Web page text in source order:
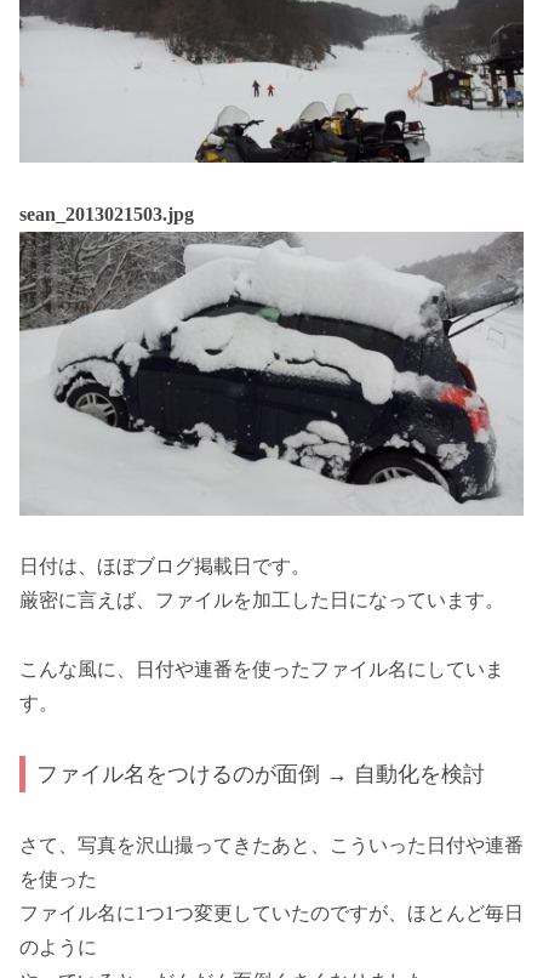
sean_2013021503.jpg
日付は、ほぼブログ掲載日です。
厳密に言えば、ファイルを加工した日になっています。
こんな風に、日付や連番を使ったファイル名にしていま
す。
ファイル名をつけるのが面倒 → 自動化を検討
さて、写真を沢山撮ってきたあと、こういった日付や連番
を使った
ファイル名に1つ1つ変更していたのですが、ほとんど毎日
のように